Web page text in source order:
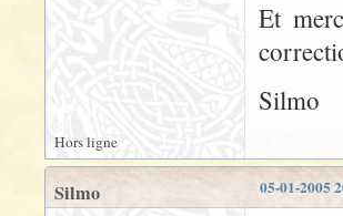
Et
Silmo
Hors ligne
05-01-2005
Silmo